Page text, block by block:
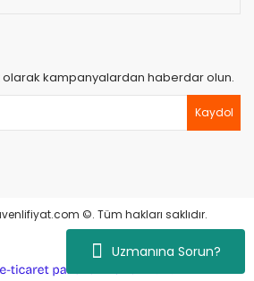
Uzmanına Sorun?
olarak kampanyalardan haberdar olun.
Kaydol
©. Tüm hakları saklıdır.
ideasoft